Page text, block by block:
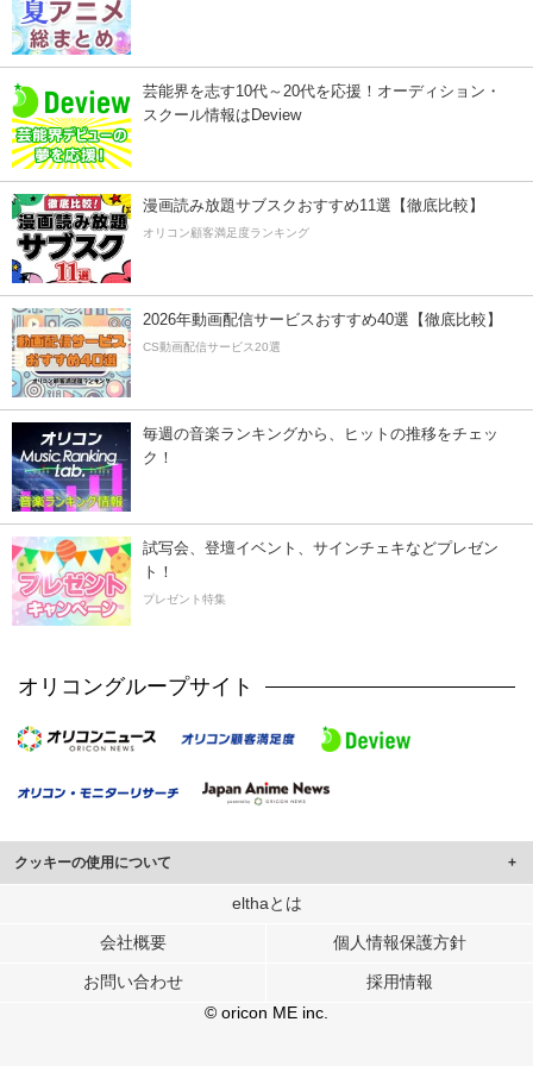
芸能界を志す10代～20代を応援！オーディション・
スクール情報はDeview
漫画読み放題サブスクおすすめ11選【徹底比較】
オリコン顧客満足度ランキング
2026年動画配信サービスおすすめ40選【徹底比較】
CS動画配信サービス20選
毎週の音楽ランキングから、ヒットの推移をチェッ
ク！
試写会、登壇イベント、サインチェキなどプレゼン
ト！
プレゼント特集
オリコングループサイト
クッキーの使用について
このサイトでは Cookie を使用して、ユーザーに合わせたコンテンツや広告の
行っています。
メディアや広告配信、データ解析の各パートナーに提供しています。
ユーザーが各パートナーのサービスを使用したときに収集した他の情報を組み
elthaとは
会社概要 個人情報保護方針
お問い合わせ
採用情報
© oricon ME inc.